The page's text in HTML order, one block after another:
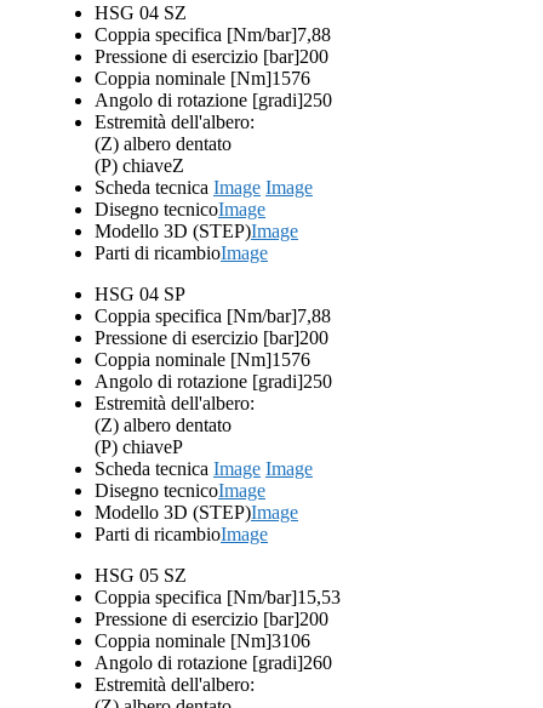
HSG 04 SZ
Coppia specifica [Nm/bar]7,88
Pressione di esercizio [bar]200
Coppia nominale [Nm]1576
Angolo di rotazione [gradi]250
Estremità dell'albero:
(Z) albero dentato
(P) chiaveZ
Scheda tecnica Image Image
Disegno tecnicoImage
Modello 3D (STEP)Image
Parti di ricambioImage
HSG 04 SP
Coppia specifica [Nm/bar]7,88
Pressione di esercizio [bar]200
Coppia nominale [Nm]1576
Angolo di rotazione [gradi]250
Estremità dell'albero:
(Z) albero dentato
(P) chiaveP
Scheda tecnica Image Image
Disegno tecnicoImage
Modello 3D (STEP)Image
Parti di ricambioImage
HSG 05 SZ
Coppia specifica [Nm/bar]15,53
Pressione di esercizio [bar]200
Coppia nominale [Nm]3106
Angolo di rotazione [gradi]260
Estremità dell'albero: